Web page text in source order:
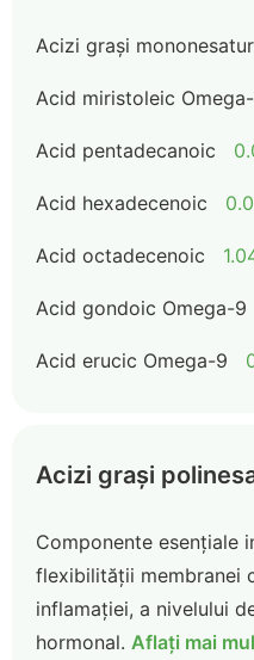
Acizi grași
Acid miristoleic
Acid pentadecanoic
Acid hexadecenoic
Acid octadecenoic
Acid gondoic Omega-9
Acid erucic Omega-9
Acizi grași
Componente esențiale
flexibilității membranei
inflamației, a nivelului
hormonal. Aflați mai